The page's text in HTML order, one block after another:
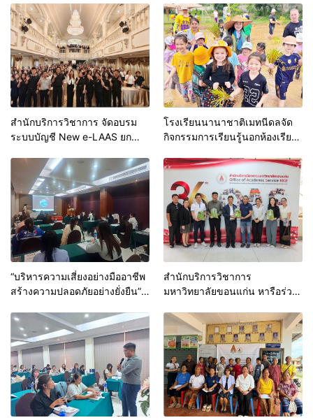
สร้างเครือข่ายและยกระดับงาน
วิชาการรับใช้สังคม
สำนักบริการวิชาการ จัดอบรม
ระบบบัญชี New e-LAAS ยก
อบจ. มุ่งป้องกันข้อทักท้วงจาก
หน่วยตรวจสอบ
โรงเรียนนานาชาติเมทนีดลจัด
กิจกรรมการเรียนรู้นอกห้องเรียน
ระดับประถมศึกษาปีที่ 1-6 จาก
หลากหลายเชื้อชาติร่วมดำนา
“บริหารความเสี่ยงอย่างมืออาชีพ
สร้างความปลอดภัยอย่างยั่งยืน”
หน้าพัฒนาศักยภาพพยาบาลไทย
ขับเคลื่อนระบบสุขภาพคุณภาพสู่
SDGs
สำนักบริการวิชาการ
มหาวิทยาลัยขอนแก่น หารือร่วม
งานวิจัย “เครื่องซักใบอ้อย
ต้นแบบ” ชูนวัตกรรมสร้างมูลค่า
เพิ่มวัสดุเหลือทิ้งทางการเกษตร